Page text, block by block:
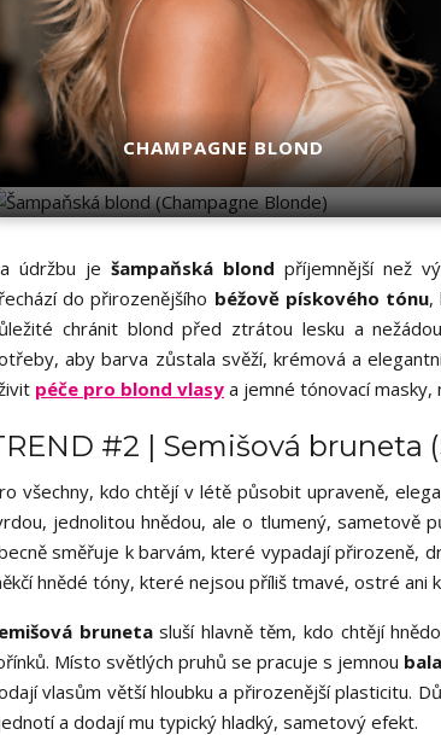
CHAMPAGNE BLOND
údržbu ješampaňská blond příjemnější než
do přirozenějšího béžově pískového tónu,
chránit blond před ztrátou lesku a
aby barva zůstala svěží, krémová a
péče pro blond vlasya jemné tónovací masky,
#2 | Semišová bruneta
všechny, kdo chtějí v létě působit upraveně,
jednolitou hnědou, ale o tlumený, sametově
směřuje k barvám, které vypadají přirozeně,
hnědé tóny, které nejsou příliš tmavé, ostré ani
brunetasluší hlavně těm, kdo chtějí
Místo světlých pruhů se pracuje s jemnou
vlasům větší hloubku a přirozenější plasticitu.
a dodají mu typický hladký, sametový efekt.